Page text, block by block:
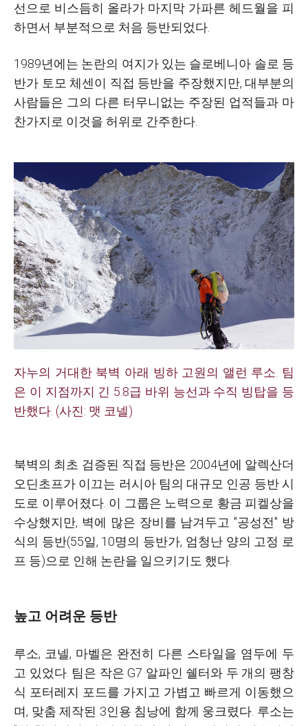
선으로 비스듬히 올라가 마지막 가파른 헤드월을 피
하면서 부분적으로 처음 등반되었다.
1989년에는 논란의 여지가 있는 슬로베니아 솔로 등
반가 토모 체센이 직접 등반을 주장했지만, 대부분의
사람들은 그의 다른 터무니없는 주장된 업적들과 마
찬가지로 이것을 허위로 간주한다.
자누의 거대한 북벽 아래 빙하 고원의 앨런 루소. 팀
은 이 지점까지 긴 5.8급 바위 능선과 수직 빙탑을 등
반했다. (사진: 맷 코넬)
북벽의 최초 검증된 직접 등반은 2004년에 알렉산더
오딘초프가 이끄는 러시아 팀의 대규모 인공 등반 시
도로 이루어졌다. 이 그룹은 노력으로 황금 피켈상을
수상했지만, 벽에 많은 장비를 남겨두고 "공성전" 방
식의 등반(55일, 10명의 등반가, 엄청난 양의 고정 로
프 등)으로 인해 논란을 일으키기도 했다.
높고 어려운 등반
루소, 코넬, 마벨은 완전히 다른 스타일을 염두에 두
고 있었다. 팀은 작은 G7 알파인 쉘터와 두 개의 팽창
식 포터레지 포드를 가지고 가볍고 빠르게 이동했으
며, 맞춤 제작된 3인용 침낭에 함께 웅크렸다. 루소는